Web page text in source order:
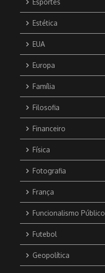
Esportes
Estética
EUA
Europa
Família
Filosofia
Financeiro
Física
Fotografia
França
Funcionalismo Público
Futebol
Geopolítica